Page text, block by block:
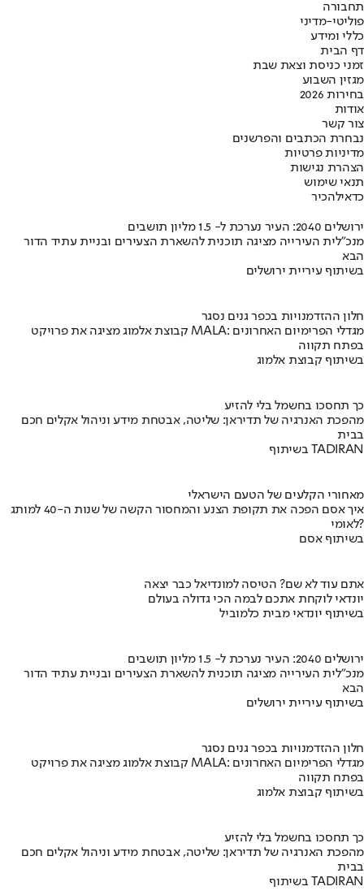
תחבורה
פוליטי-מדיני
כללי ומידע
דף הבית
זמני כניסת וצאת שבת
מגזין השבוע
בחירות 2026
אודות
צור קשר
נבחרת הכתבים והפרשנים
מדיניות פרטיות
הצהרת נגישות
תנאי שימוש
כדאילהכיר
ירושלים 2040: העיר נערכת ל- 1.5 מליון תושבים
מנכ"לית העירייה מציגה תוכנית להשארת הצעירים ובניית עתיד הדור
הבא
בשיתוף עיריית ירושלים
חלון ההזדמנויות בכפר גנים נסגר
קבוצת אלמוג מציגה את פרויקט MALA: מגדלי הפרימיום האחרונים
בפתח תקווה
בשיתוף קבוצת אלמוג
כך תחסכו בחשמל בלי להזיע
מהפכת האנרגיה של תדיראן: שליטה, אבטחת מידע וניהול אקלים חכם
בבית
בשיתוף TADIRAN
מאחורי הקלעים של הטעם הישראלי
איך אסם הפכה את תקופת הצנע והמחסור הקשה של שנות ה-40 למותג
לאומי?
בשיתוף אסם
אתם עוד לא שם? הטיסה למונדיאל כבר יצאה
יונדאי לוקחת אתכם לבמה הכי גדולה בעולם
בשיתוף יונדאי מבית כלמוביל
ירושלים 2040: העיר נערכת ל- 1.5 מליון תושבים
מנכ"לית העירייה מציגה תוכנית להשארת הצעירים ובניית עתיד הדור
הבא
בשיתוף עיריית ירושלים
חלון ההזדמנויות בכפר גנים נסגר
קבוצת אלמוג מציגה את פרויקט MALA: מגדלי הפרימיום האחרונים
בפתח תקווה
בשיתוף קבוצת אלמוג
כך תחסכו בחשמל בלי להזיע
מהפכת האנרגיה של תדיראן: שליטה, אבטחת מידע וניהול אקלים חכם
בבית
בשיתוף TADIRAN